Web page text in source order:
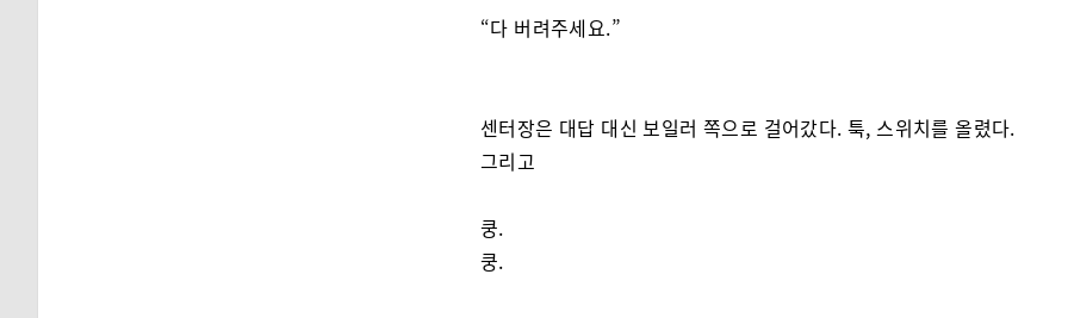
“다 버려주세요.”
센터장은 대답 대신 보일러 쪽으로 걸어갔다. 툭, 스위치를 올렸다.
그리고
쿵.
쿵.